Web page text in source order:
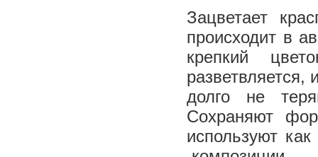
Зацветает
происходит в
крепкий
долго не
Сохраняют
используют